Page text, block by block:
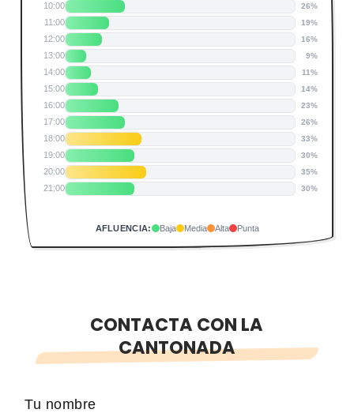
10:00 26%
11:00 19%
12:00 16%
13:00 9%
14:00 11%
15:00 14%
16:00 23%
17:00 26%
18:00 33%
19:00 30%
20:00 35%
21:00 30%
AFLUENCIA: Baja Media Alta Punta
CONTACTA CON LA
CANTONADA
Tu nombre